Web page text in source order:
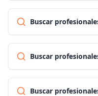
Buscar
Buscar
Buscar